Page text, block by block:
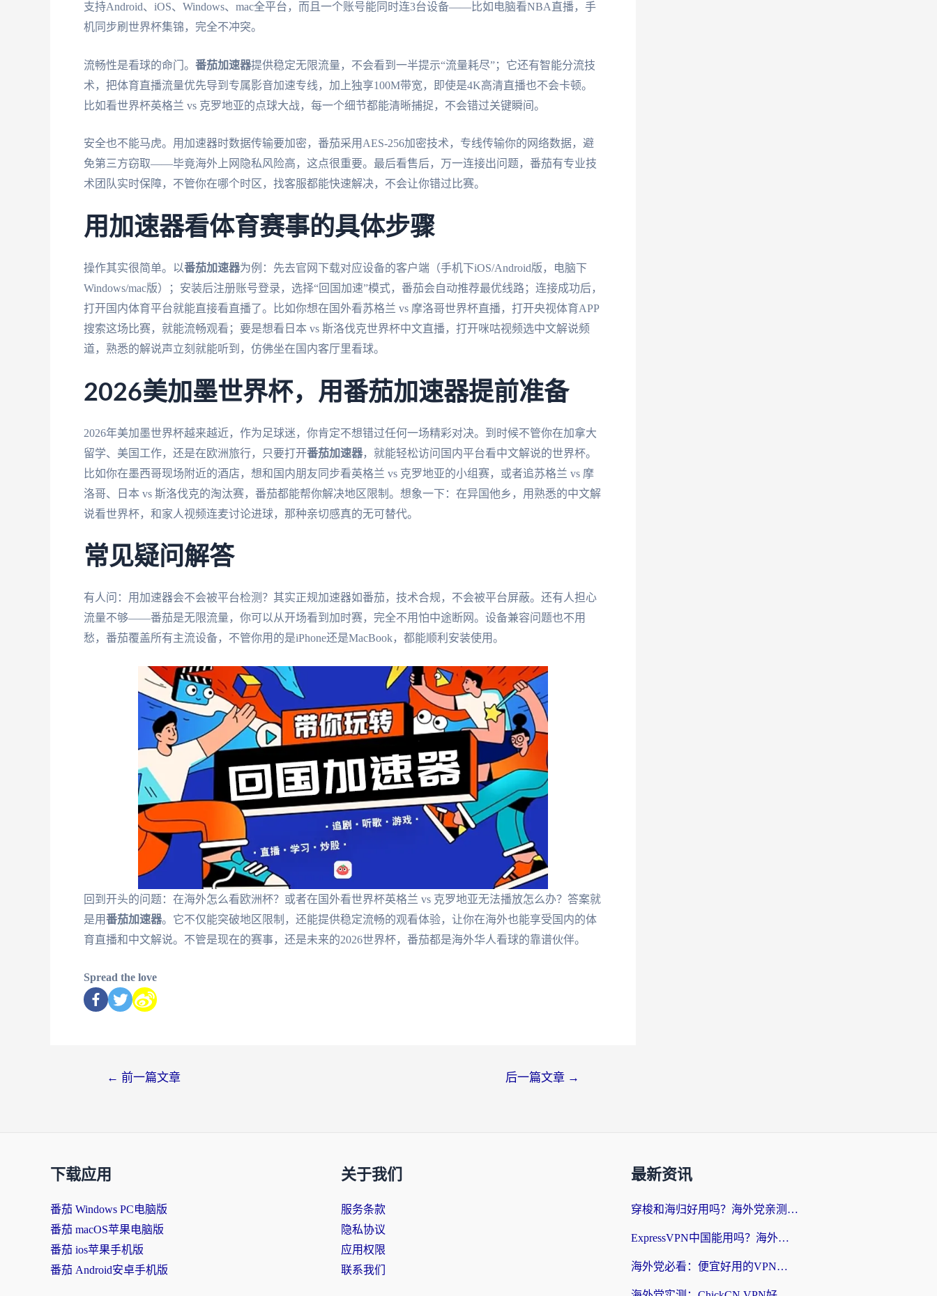
支持Android、iOS、Windows、mac全平台，而且一个账号能同时连3台设备——比如电脑看NBA直播，手
机同步刷世界杯集锦，完全不冲突。
流畅性是看球的命门。 番茄加速器提供稳定无限流量，不会看到一半提示“流量耗尽”；它还有智能分流技
术，把体育直播流量优先导到专属影音加速专线，加上独享100M带宽，即使是4K高清直播也不会卡顿。
比如看世界杯英格兰 vs 克罗地亚的点球大战，每一个细节都能清晰捕捉，不会错过关键瞬间。
安全也不能马虎。用加速器时数据传输要加密，番茄采用AES-256加密技术，专线传输你的网络数据，避
免第三方窃取——毕竟海外上网隐私风险高，这点很重要。最后看售后，万一连接出问题，番茄有专业技
术团队实时保障，不管你在哪个时区，找客服都能快速解决，不会让你错过比赛。
用加速器看体育赛事的具体步骤
操作其实很简单。以番茄加速器为例：先去官网下载对应设备的客户端（手机下iOS/Android版，电脑下
Windows/mac版）；安装后注册账号登录，选择“回国加速”模式，番茄会自动推荐最优线路；连接成功后，
打开国内体育平台就能直接看直播了。比如你想在国外看苏格兰 vs 摩洛哥世界杯直播，打开央视体育APP
搜索这场比赛，就能流畅观看；要是想看日本 vs 斯洛伐克世界杯中文直播，打开咪咕视频选中文解说频
道，熟悉的解说声立刻就能听到，仿佛坐在国内客厅里看球。
2026美加墨世界杯，用番茄加速器提前准备
2026年美加墨世界杯越来越近，作为足球迷，你肯定不想错过任何一场精彩对决。到时候不管你在加拿大
留学、美国工作，还是在欧洲旅行，只要打开番茄加速器，就能轻松访问国内平台看中文解说的世界杯。
比如你在墨西哥现场附近的酒店，想和国内朋友同步看英格兰 vs 克罗地亚的小组赛，或者追苏格兰 vs 摩
洛哥、日本 vs 斯洛伐克的淘汰赛，番茄都能帮你解决地区限制。想象一下：在异国他乡，用熟悉的中文解
说看世界杯，和家人视频连麦讨论进球，那种亲切感真的无可替代。
常见疑问解答
有人问：用加速器会不会被平台检测？其实正规加速器如番茄，技术合规，不会被平台屏蔽。还有人担心
流量不够——番茄是无限流量，你可以从开场看到加时赛，完全不用怕中途断网。设备兼容问题也不用
愁，番茄覆盖所有主流设备，不管你用的是iPhone还是MacBook，都能顺利安装使用。
回到开头的问题：在海外怎么看欧洲杯？或者在国外看世界杯英格兰 vs 克罗地亚无法播放怎么办？答案就
是用番茄加速器。它不仅能突破地区限制，还能提供稳定流畅的观看体验，让你在海外也能享受国内的体
育直播和中文解说。不管是现在的赛事，还是未来的2026世界杯，番茄都是海外华人看球的靠谱伙伴。
Spread the love
← 前一篇文章 后一篇文章 →
下载应用
番茄 Windows PC电脑版
番茄 macOS苹果电脑版
番茄 ios苹果手机版
番茄 Android安卓手机版
关于我们
服务条款
隐私协议
应用权限
联系我们
最新资讯
穿梭和海归好用吗？海外党亲测：3步选对回国加速器，无缝刷国内剧玩手游
ExpressVPN中国能用吗？海外党翻回国内的加速器选择指南（附番茄加速器实测）
海外党必看：便宜好用的VPN怎么选？3步解决回国访问难题+Steam改区技巧